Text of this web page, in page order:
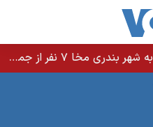
ارتش یمن: حمله شورشیان حوثی به شهر بندری مخا ۷ نفر از جمله غیرنظامیان را کشت